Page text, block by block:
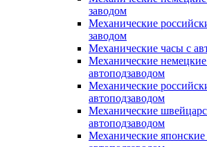
заводом
Механические
заводом
Механические часы с
Механические
автоподзаводом
Механические
автоподзаводом
Механические
автоподзаводом
Механические японские